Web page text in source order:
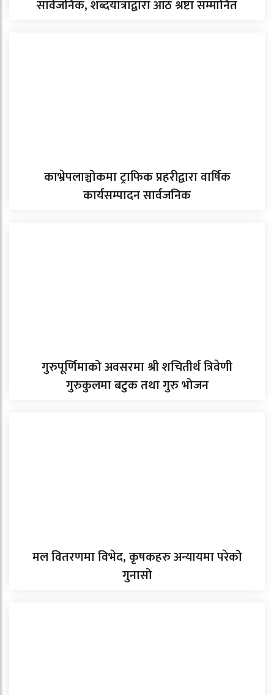
सार्वजनिक, शब्दयात्राद्वारा आठ श्रष्टा सम्मानित
काभ्रेपलाञ्चोकमा ट्राफिक प्रहरीद्वारा वार्षिक
कार्यसम्पादन सार्वजनिक
गुरुपूर्णिमाको अवसरमा श्री शचितीर्थ त्रिवेणी
गुरुकुलमा बटुक तथा गुरु भोजन
मल वितरणमा विभेद, कृषकहरु अन्यायमा परेको
गुनासो